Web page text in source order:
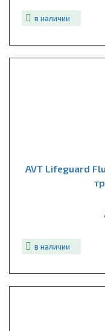
в наличии
AVT Lifeguard
в наличии